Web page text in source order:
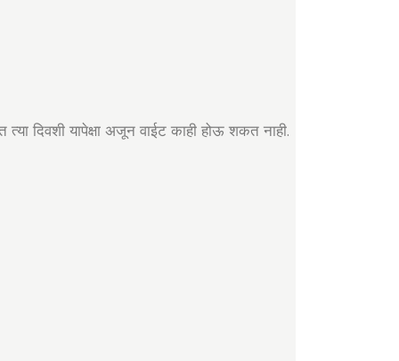
दिवशी यापेक्षा अजून वाईट काही होऊ शकत नाही.